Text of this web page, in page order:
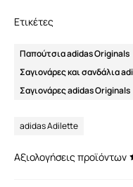
Ετικέτες
Παπούτσια adidas Originals
Σαγιονάρες και σανδάλια
Σαγιονάρες adidas Originals
adidas Adilette
Αξιολογήσεις προϊόντων